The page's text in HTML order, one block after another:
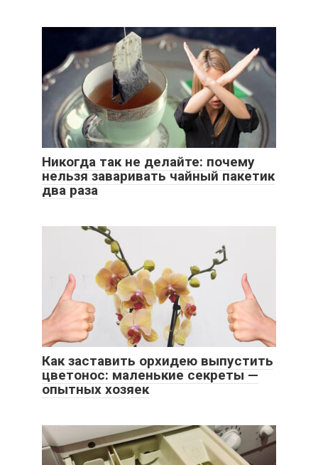
Никогда так не делайте: почему
нельзя заваривать чайный пакетик
два раза
Как заставить орхидею выпустить
цветонос: маленькие секреты —
опытных хозяек